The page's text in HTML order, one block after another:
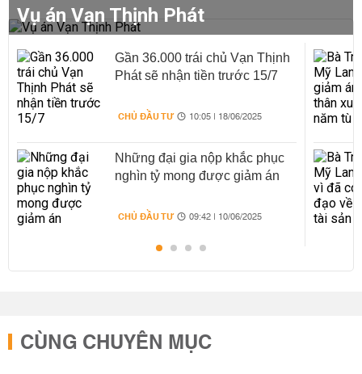
Vụ án Vạn Thịnh Phát
Gần 36.000 trái chủ Vạn Thịnh
Phát sẽ nhận tiền trước 15/7
CHỦ ĐẦU TƯ 10:05 | 18/06/2025
Những đại gia nộp khắc phục
nghìn tỷ mong được giảm án
CHỦ ĐẦU TƯ 09:42 | 10/06/2025
CÙNG CHUYÊN MỤC